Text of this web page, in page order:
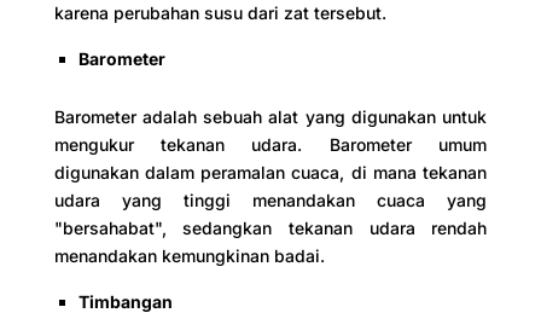
karena perubahan susu dari zat tersebut.
Barometer
Barometer adalah sebuah alat yang digunakan untuk
mengukur tekanan udara. Barometer umum
digunakan dalam peramalan cuaca, di mana tekanan
udara yang tinggi menandakan cuaca yang
"bersahabat", sedangkan tekanan udara rendah
menandakan kemungkinan badai.
Timbangan